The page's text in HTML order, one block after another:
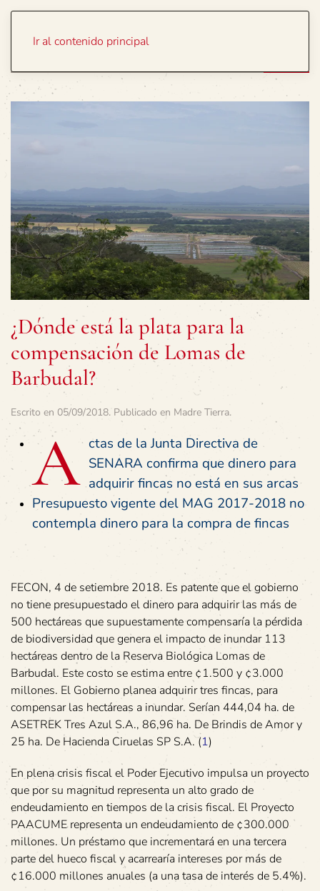
Ir al contenido principal
¿Dónde está la plata para la
compensación de Lomas de
Barbudal?
Escrito en 05/09/2018. Publicado en Madre Tierra.
A ctas de la Junta Directiva de
SENARA confirma que dinero para
adquirir fincas no está en sus arcas
Presupuesto vigente del MAG 2017-2018 no
contempla dinero para la compra de fincas
FECON, 4 de setiembre 2018. Es patente que el gobierno
no tiene presupuestado el dinero para adquirir las más de
500 hectáreas que supuestamente compensaría la pérdida
de biodiversidad que genera el impacto de inundar 113
hectáreas dentro de la Reserva Biológica Lomas de
Barbudal. Este costo se estima entre ¢1.500 y ¢3.000
millones. El Gobierno planea adquirir tres fincas, para
compensar las hectáreas a inundar. Serían 444,04 ha. de
ASETREK Tres Azul S.A., 86,96 ha. De Brindis de Amor y
25 ha. De Hacienda Ciruelas SP S.A. (1)
En plena crisis fiscal el Poder Ejecutivo impulsa un proyecto
que por su magnitud representa un alto grado de
endeudamiento en tiempos de la crisis fiscal. El Proyecto
PAACUME representa un endeudamiento de ¢300.000
millones. Un préstamo que incrementará en una tercera
parte del hueco fiscal y acarrearía intereses por más de
¢16.000 millones anuales (a una tasa de interés de 5.4%).